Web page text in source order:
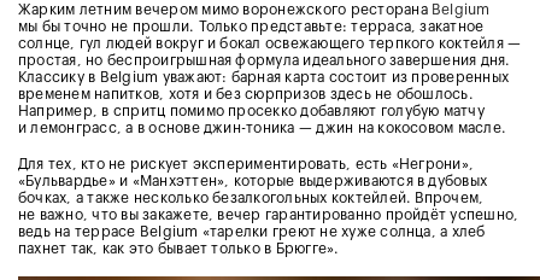
Жарким летним вечером мимо воронежского ресторана Belgium
мы бы точно не прошли. Только представьте: терраса, закатное
солнце, гул людей вокруг и бокал освежающего терпкого коктейля —
простая, но беспроигрышная формула идеального завершения дня.
Классику в Belgium уважают: барная карта состоит из проверенных
временем напитков, хотя и без сюрпризов здесь не обошлось.
Например, в спритц помимо просекко добавляют голубую матчу
и лемонграсс, а в основе джин-тоника — джин на кокосовом масле.
Для тех, кто не рискует экспериментировать, есть «Негрони»,
«Бульвардье» и «Манхэттен», которые выдерживаются в дубовых
бочках, а также несколько безалкогольных коктейлей. Впрочем,
не важно, что вы закажете, вечер гарантированно пройдёт успешно,
ведь на террасе Belgium «тарелки греют не хуже солнца, а хлеб
пахнет так, как это бывает только в Брюгге».